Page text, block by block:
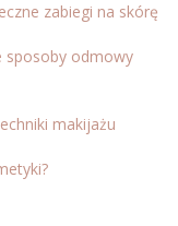
zabiegi na skórę
sposoby odmowy
makijażu